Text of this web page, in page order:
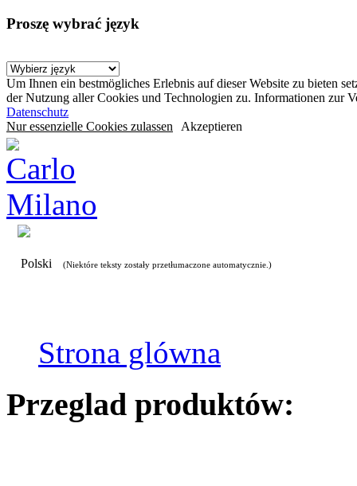
Proszę wybrać język
Um Ihnen ein bestmögliches Erlebnis auf dieser Website zu bieten
der Nutzung aller Cookies und Technologien zu. Informationen zur
Datenschutz
Nur essenzielle Cookies zulassen Akzeptieren
Polski (Niektóre teksty zostały przetłumaczone automatycznie.)
Strona glówna
Przeglad produktów: